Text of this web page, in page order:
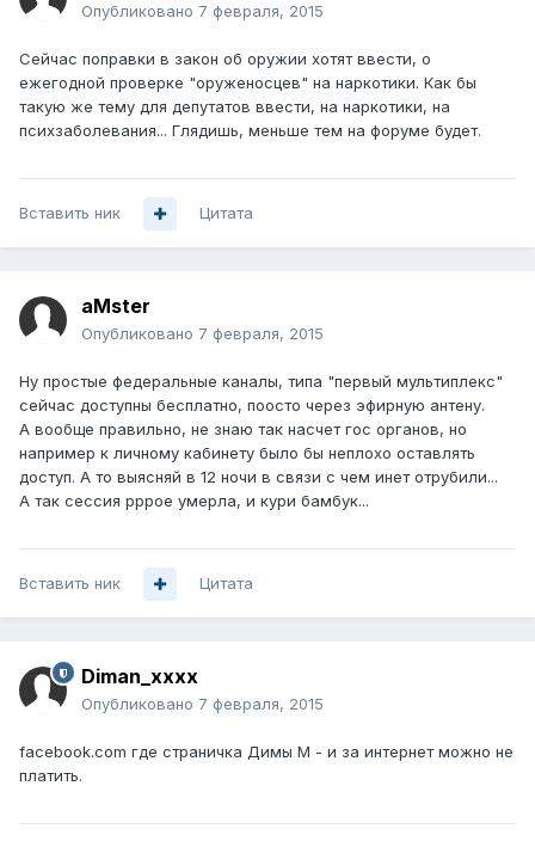
Опубликовано 7 февраля, 2015
Сейчас поправки в закон об оружии хотят ввести, о
ежегодной проверке "оруженосцев" на наркотики. Как бы
такую же тему для депутатов ввести, на наркотики, на
психзаболевания... Глядишь, меньше тем на форуме будет.
Вставить ник Цитата
aMster
Опубликовано 7 февраля, 2015
Ну простые федеральные каналы, типа "первый мультиплекс"
сейчас доступны бесплатно, поосто через эфирную антену.
А вообще правильно, не знаю так насчет гос органов, но
например к личному кабинету было бы неплохо оставлять
доступ. А то выясняй в 12 ночи в связи с чем инет отрубили...
А так сессия pppoe умерла, и кури бамбук...
Вставить ник Цитата
Diman_xxxx
Опубликовано 7 февраля, 2015
facebook.com где страничка Димы М - и за интернет можно не
платить.